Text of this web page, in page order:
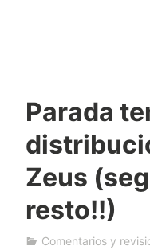
Parada
Zeus
resto!!)
F
D
A
u
t
o
Comentarios y